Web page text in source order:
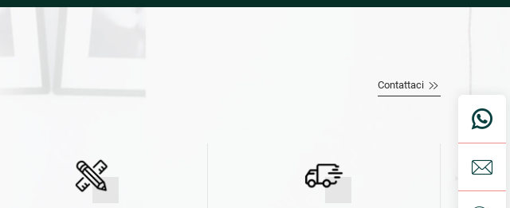
Contattaci